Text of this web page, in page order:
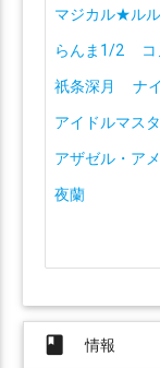
マジカル★ル
らんま1/2
祇条深月
ナ
アイドルマス
アザゼル・ア
夜蘭
book 情報